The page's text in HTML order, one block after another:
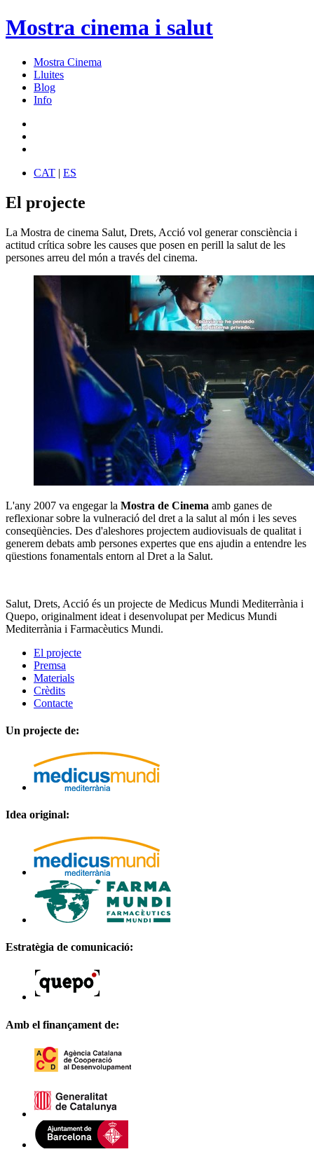
Mostra cinema i salut
Mostra Cinema
Lluites
Blog
Info
CAT | ES
El projecte
La Mostra de cinema Salut, Drets, Acció vol generar consciència i
actitud crítica sobre les causes que posen en perill la salut de les
persones arreu del món a través del cinema.
L'any 2007 va engegar la Mostra de Cinema amb ganes de
reflexionar sobre la vulneració del dret a la salut al món i les seves
conseqüències. Des d'aleshores projectem audiovisuals de qualitat i
generem debats amb persones expertes que ens ajudin a entendre les
qüestions fonamentals entorn al Dret a la Salut.
Salut, Drets, Acció és un projecte de Medicus Mundi Mediterrània i
Quepo, originalment ideat i desenvolupat per Medicus Mundi
Mediterrània i Farmacèutics Mundi.
El projecte
Premsa
Materials
Crèdits
Contacte
Un projecte de:
Idea original:
Estratègia de comunicació:
Amb el finançament de: